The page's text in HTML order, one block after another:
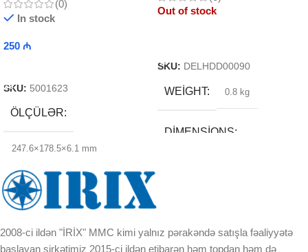
(0)
In stock
250 ₼
SKU: 5001623
ÖLÇÜLƏR
247.6×178.5×6.1 mm
Out of stock
SKU: DELHDD00090
WEIGHT 0.8 kg
DIMENSIONS
DAXILI YADDA
2008-ci ildən "İRİX" MMC kimi yalnız pərakəndə satışla fəaliyyətə
başlayan şirkətimiz 2015-ci ildən etibarən həm topdan həm də